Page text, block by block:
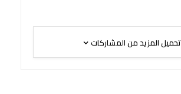
تحميل المزيد من المشاركات